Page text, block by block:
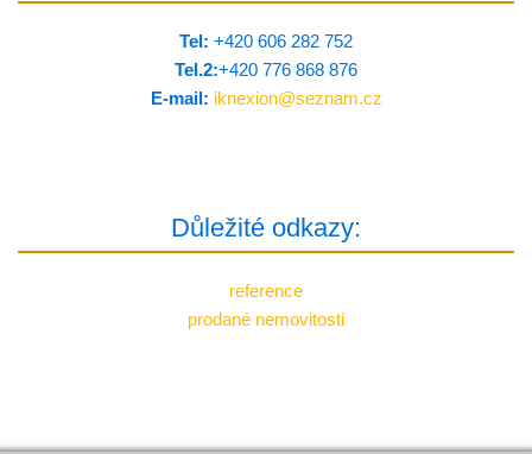
Tel: +420 606 282 752
Tel.2:+420 776 8­68 876
E-mail: iknexion@seznam.cz
Důležité odkazy:
reference
prodané nemovitosti